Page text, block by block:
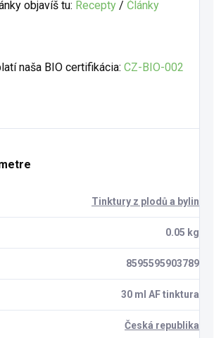
objavíš tu: Recepty / Články
naša BIO certifikácia: CZ-BIO-002
Tinktury z plodů a bylin
0.05 kg
8595595903789
30 ml AF tinktura
Česká republika